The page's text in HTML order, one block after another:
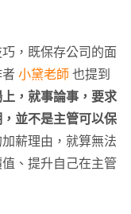
，既保存公司的面
者 小黛老師 也提到
，就事論事，要求
並不是主管可以保
薪理由，就算無法
、提升自己在主管